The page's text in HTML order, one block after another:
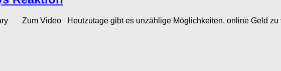
Zum Video Heutzutage gibt es unzählige Möglichkeiten, online Geld zu